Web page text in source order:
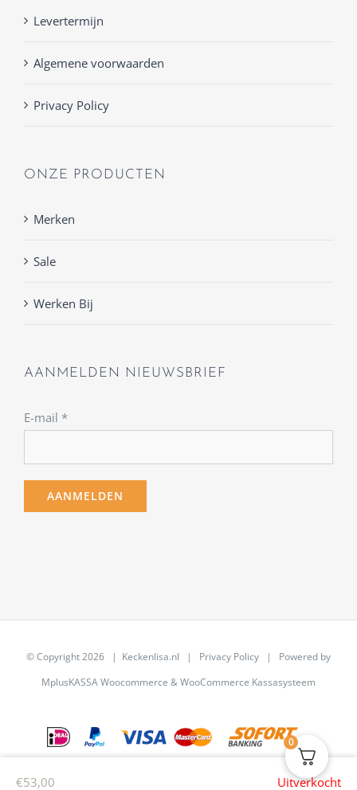
€53,00 Uitverkocht
Levertermijn
Algemene voorwaarden
Privacy Policy
ONZE PRODUCTEN
Merken
Sale
Werken Bij
AANMELDEN NIEUWSBRIEF
E-mail *
© Copyright2026 | Keckenlisa.nl | Privacy Policy | Powered by
MplusKASSA Woocommerce &WooCommerce Kassasysteem
0